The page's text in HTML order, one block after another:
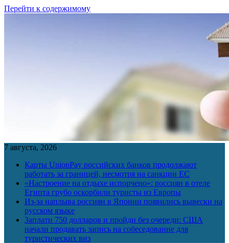
Перейти к содержимому
7 августа, 2026
Карты UnionPay российских банков продолжают
работать за границей, несмотря на санкции ЕС
«Настроение на отдыхе испорчено»: россиян в отеле
Египта грубо оскорбили туристы из Европы
Из-за наплыва россиян в Японии появились вывески на
русском языке
Заплати 750 долларов и пройди без очереди: США
начали продавать запись на собеседование для
туристических виз